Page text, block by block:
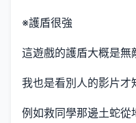
※護盾很強
這遊戲的護盾大概是無
我也是看別人的影片才
例如救同學那邊土蛇從